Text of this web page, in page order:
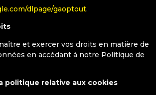
dlpage/gaoptout.
et exercer vos droits en matière de
en accédant à notre Politique de
politique relative aux cookies